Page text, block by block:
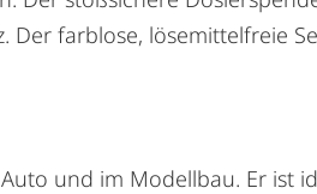
farblose, lösemittelfreie
und im Modellbau. Er ist